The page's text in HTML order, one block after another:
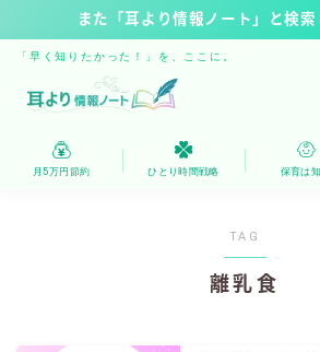
また「耳より情報ノート」と検索
「早く知りたかった！」を、ここに。
保育は知育
月5万円節約 ひとり時間戦略 保育は
TAG
離乳食